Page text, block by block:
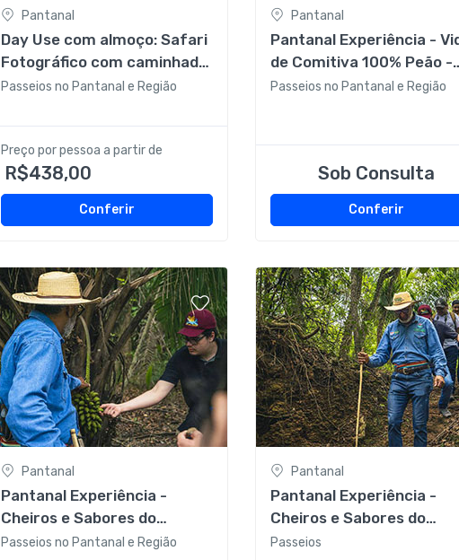
Pantanal
Day Use com almoço: Safari
Fotográfico com caminhada
+ Passeio de chalana com
Passeios no Pantanal e Região
Preço por pessoa a partir de
R$438,00
Conferir
Pantanal
Pantanal Experiência - Vida
de Comitiva 100% Peão -
Meio período sem almoço
Passeios no Pantanal e Região
Sob Consulta
Conferir
Pantanal
Pantanal Experiência -
Cheiros e Sabores do
Pantanal - Meio período sem
Passeios no Pantanal e Região
Pantanal
Pantanal Experiência -
Cheiros e Sabores do
Pantanal - Day Use com
Passeios